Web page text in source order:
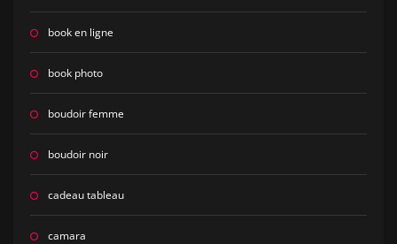
book en ligne
book photo
boudoir femme
boudoir noir
cadeau tableau
camara